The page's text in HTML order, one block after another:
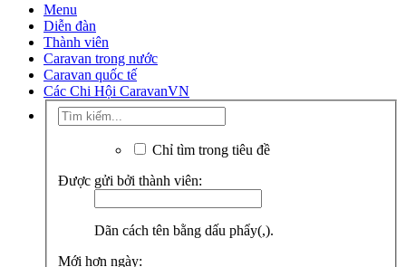
Menu
Diễn đàn
Thành viên
Caravan trong nước
Caravan quốc tế
Các Chi Hội CaravanVN
Chỉ tìm trong tiêu đề
Được gửi bởi thành viên:
Dãn cách tên bằng dấu phẩy(,).
Mới hơn ngày: